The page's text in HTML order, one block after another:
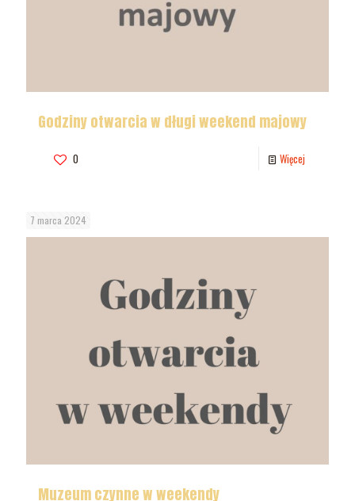
Godziny otwarcia w długi weekend majowy
0 Więcej
7 marca 2024
Muzeum czynne w weekendy